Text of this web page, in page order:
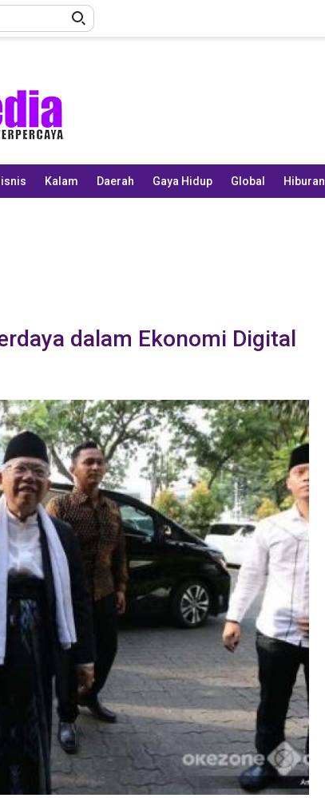
Kalam Daerah Gaya Hidup Global Hiburan
dalam Ekonomi Digital